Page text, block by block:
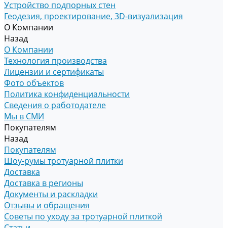
Устройство подпорных стен
Геодезия, проектирование, 3D-визуализация
О Компании
Назад
О Компании
Технология производства
Лицензии и сертификаты
Фото объектов
Политика конфиденциальности
Сведения о работодателе
Мы в СМИ
Покупателям
Назад
Покупателям
Шоу-румы тротуарной плитки
Доставка
Доставка в регионы
Документы и раскладки
Отзывы и обращения
Советы по уходу за тротуарной плиткой